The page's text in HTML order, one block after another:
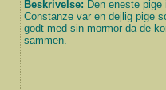
Beskrivelse: Den eneste
Constanze var en dejlig pige
godt med sin mormor da de
sammen.